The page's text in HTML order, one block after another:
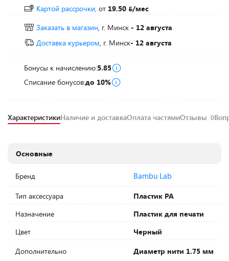
Картой рассрочки, от 19.50
/мес
Заказать в магазин, г. Минск - 12 августа
Доставка курьером, г. Минск- 12 августа
Бонусы к начислению:5.85
Списание бонусов:до 10%
ХарактеристикиНаличие и доставкаОплата частямиОтзывы 0
Основные
Бренд Bambu Lab
Тип аксессуара
Пластик PA
Назначение
Пластик для печати
Цвет
Черный
Дополнительно
Диаметр нити 1.75 мм